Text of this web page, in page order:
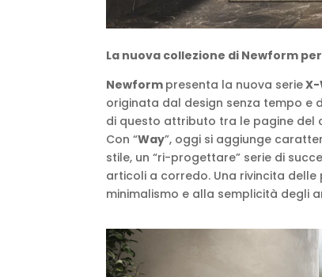
La nuova collezione di Newform
Newform presenta la nuova serieX-
originata dal design senza tempo e
di questo attributo tra le pagine del
Con “Way”, oggi si aggiunge
stile, un “ri-progettare” serie di
articoli a corredo. Una rivincita
minimalismo e alla semplicità degli